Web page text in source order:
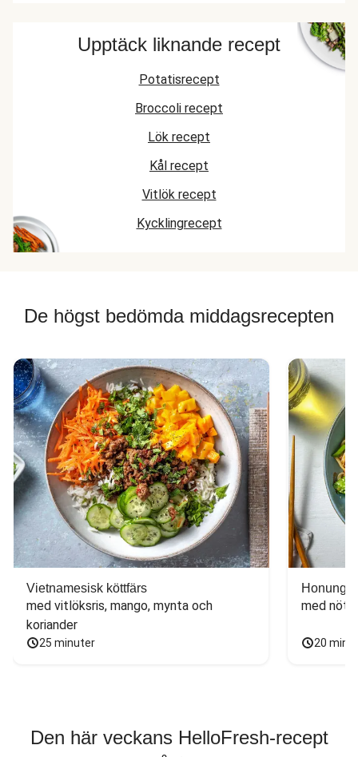
Upptäck liknande recept
Potatisrecept
Broccoli recept
Lök recept
Kål recept
Vitlök recept
Kycklingrecept
De högst bedömda middagsrecepten
Vietnamesisk köttfärs
med vitlöksris, mango, mynta och
koriander
25 minuter
med
20
Den här veckans HelloFresh-recept